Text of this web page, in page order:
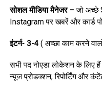
सोशल मीडिया मैनेजर – जो अच्छे
Instagram पर खबरें और कार्ड
इंटर्न- 3-4 ( अच्छा काम करने
सभी पद नोएडा लोकेशन के लिए हैं
न्यूज प्रोडक्शन, रिपोर्टिंग और